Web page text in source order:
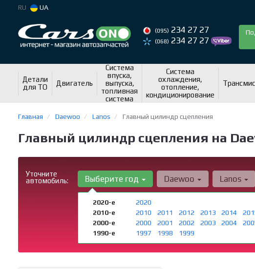
RU UA
(095) 234 27 27
(068) 234 27 27
Детали
для ТО
Двигатель
Система
впуска,
выпуска,
топливная
система
Система
охлаждения,
отопление,
кондиционирование
Главная Daewoo Lanos Главный цилиндр сцепления
Главный цилиндр сцепления на
Уточните
автомобиль:
Выберите год
2020-е
2020
2010-е
2010 2011 2012 2013 2014
2000-е
2000 2001 2002 2003 2004
1990-е
1997 1998 1999
Daewoo Lanos